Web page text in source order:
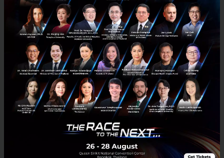
E-mail :contact@techsauce.co
Tel : 02-001-5375
Mobile : 06-4658-9500
Techsauce Media
About Techsauce
Techsauce Services